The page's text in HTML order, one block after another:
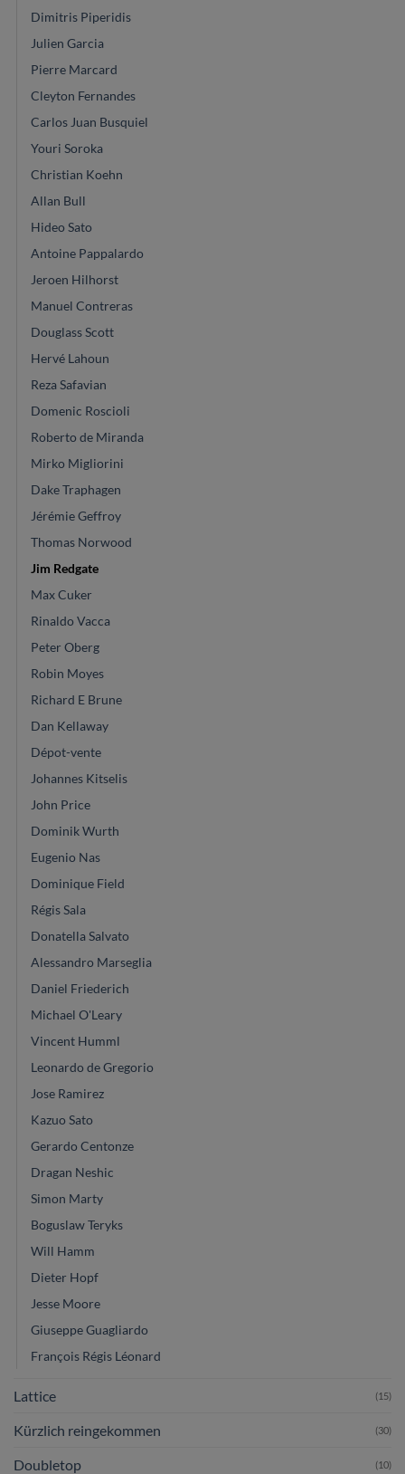
Dimitris Piperidis
Julien Garcia
Pierre Marcard
Cleyton Fernandes
Carlos Juan Busquiel
Youri Soroka
Christian Koehn
Allan Bull
Hideo Sato
Antoine Pappalardo
Jeroen Hilhorst
Manuel Contreras
Douglass Scott
Hervé Lahoun
Reza Safavian
Domenic Roscioli
Roberto de Miranda
Mirko Migliorini
Dake Traphagen
Jérémie Geffroy
Thomas Norwood
Jim Redgate
Max Cuker
Rinaldo Vacca
Peter Oberg
Robin Moyes
Richard E Brune
Dan Kellaway
Dépot-vente
Johannes Kitselis
John Price
Dominik Wurth
Eugenio Nas
Dominique Field
Régis Sala
Donatella Salvato
Alessandro Marseglia
Daniel Friederich
Michael O'Leary
Vincent Humml
Leonardo de Gregorio
Jose Ramirez
Kazuo Sato
Gerardo Centonze
Dragan Neshic
Simon Marty
Boguslaw Teryks
Will Hamm
Dieter Hopf
Jesse Moore
Giuseppe Guagliardo
François Régis Léonard
Lattice (15)
Kürzlich reingekommen (30)
Doubletop (10)